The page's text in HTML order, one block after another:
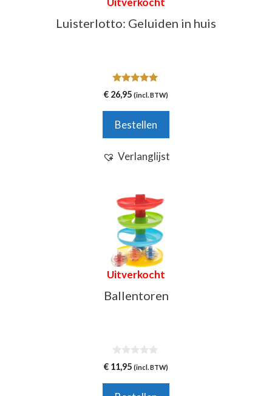
Luisterlotto: Geluiden in huis
5.00
van 5
€ 26,95 (incl. BTW)
Bestellen
Verlanglijst
Uitverkocht
Ballentoren
0
v
€ 11,95 (incl. BTW)